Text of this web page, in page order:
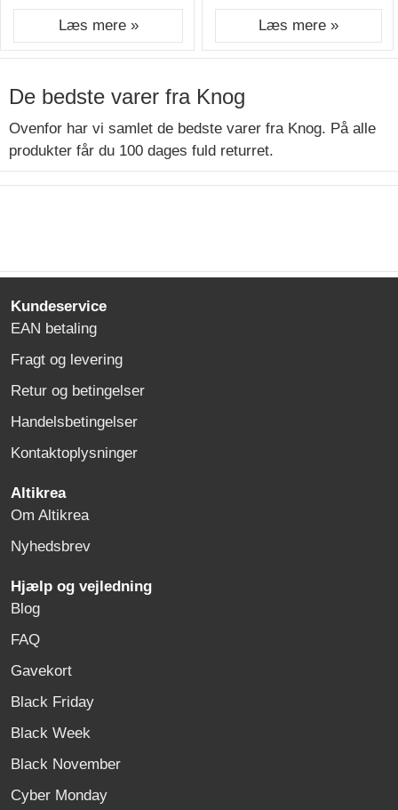
Læs mere » Læs mere »
De bedste varer fra Knog
Ovenfor har vi samlet de bedste varer fra Knog. På alle
produkter får du 100 dages fuld returret.
Kundeservice
EAN betaling
Fragt og levering
Retur og betingelser
Handelsbetingelser
Kontaktoplysninger
Altikrea
Om Altikrea
Nyhedsbrev
Hjælp og vejledning
Blog
FAQ
Gavekort
Black Friday
Black Week
Black November
Cyber Monday